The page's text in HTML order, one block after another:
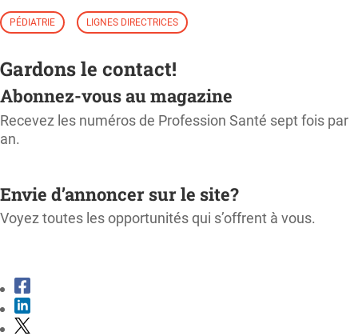
PÉDIATRIE LIGNES DIRECTRICES
Gardons le contact!
Abonnez-vous au magazine
Recevez les numéros de Profession Santé sept fois par
an.
Envie d’annoncer sur le site?
Voyez toutes les opportunités qui s’offrent à vous.